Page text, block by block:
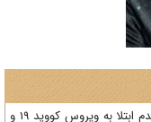
با توجه به نیاز به تداوم مراقبت‌های بهداشتی برای عدم ابتلا به ویروس کووید 19 و